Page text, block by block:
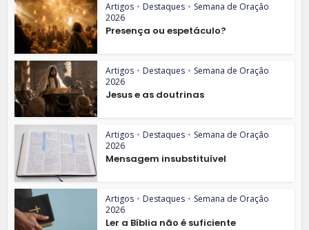
Artigos • Destaques • Semana de Oração
2026
Presença ou espetáculo?
Artigos • Destaques • Semana de Oração
2026
Jesus e as doutrinas
Artigos • Destaques • Semana de Oração
2026
Mensagem insubstituível
Artigos • Destaques • Semana de Oração
2026
Ler a Bíblia não é suficiente